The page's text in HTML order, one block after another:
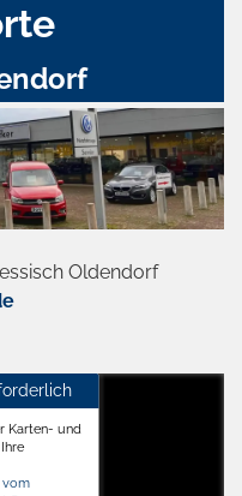
Oldendorf
Karten- und
vom